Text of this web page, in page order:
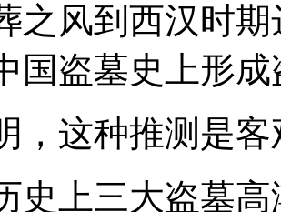
之风到西汉时
国盗墓史上形
，这种推测是
史上三大盗墓